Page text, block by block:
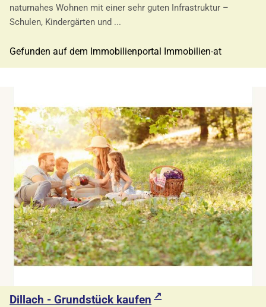
naturnahes Wohnen mit einer sehr guten Infrastruktur –
Schulen, Kindergärten und ...
Gefunden auf dem Immobilienportal Immobilien-at
Dillach - Grundstück kaufen